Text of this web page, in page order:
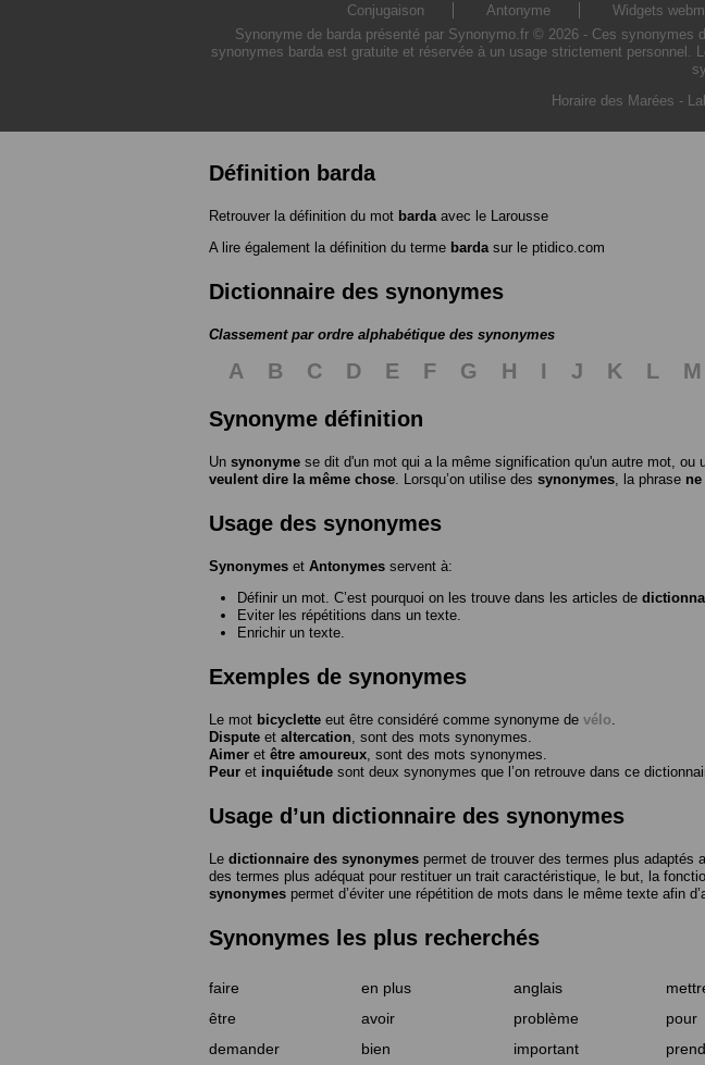
Conjugaison Antonyme Widgets
Synonyme de barda présenté par Synonymo.fr © 2026 - Ces
synonymes barda est gratuite et réservée à un usage strictement personnel.
Horaire des Marées -
Définition barda
Retrouver la définition du mot bardaavec le Larousse
A lire également la définition du terme bardasur le ptidico.com
Dictionnaire des synonymes
Classement par ordre alphabétique des synonymes
A B C D E F G H I J K L M
Synonyme définition
Un synonyme se dit d'un mot qui a la même signification qu'un autre mot, ou
veulent dire la même chose. Lorsqu’on utilise des synonymes, la phrase
Usage des synonymes
Synonymes et Antonymes servent à:
Définir un mot. C’est pourquoi on les trouve dans les articles de
Eviter les répétitions dans un texte.
Enrichir un texte.
Exemples de synonymes
Le mot bicyclette eut être considéré comme synonyme de vélo.
Dispute et altercation, sont des mots synonymes.
Aimer et être amoureux, sont des mots synonymes.
Peur et inquiétude sont deux synonymes que l’on retrouve dans ce
Usage d’un dictionnaire des synonymes
Le dictionnaire des synonymes permet de trouver des termes plus adaptés
des termes plus adéquat pour restituer un trait caractéristique, le but, la
synonymes permet d’éviter une répétition de mots dans le même texte afin
Synonymes les plus recherchés
faire en plus anglais
être
avoir problème pour
demander
bien important